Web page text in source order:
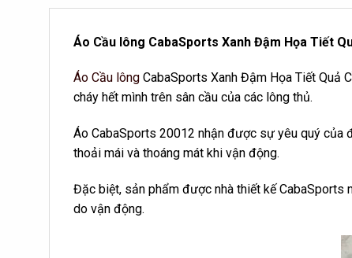
Áo Cầu lông CabaSports Xanh Đậm Họa Tiết
Áo Cầu lông CabaSports Xanh Đậm Họa Tiết Quả
cháy hết mình trên sân cầu của các lông thủ.
Áo CabaSports 20012 nhận được sự yêu quý của
thoải mái và thoáng mát khi vận động.
Đặc biệt, sản phẩm được nhà thiết kế CabaSports
do vận động.